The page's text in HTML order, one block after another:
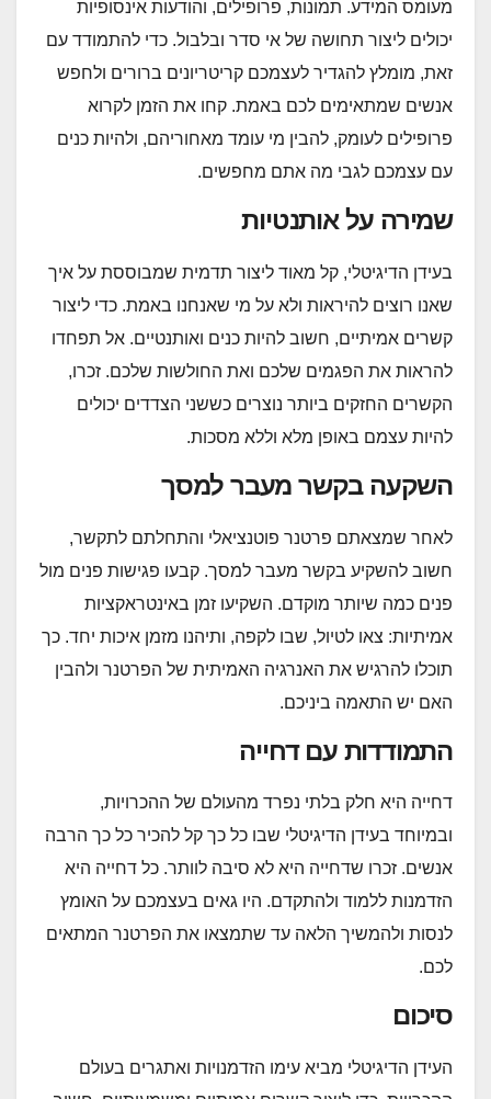
מעומס המידע. תמונות, פרופילים, והודעות אינסופיות
יכולים ליצור תחושה של אי סדר ובלבול. כדי להתמודד עם
זאת, מומלץ להגדיר לעצמכם קריטריונים ברורים ולחפש
אנשים שמתאימים לכם באמת. קחו את הזמן לקרוא
פרופילים לעומק, להבין מי עומד מאחוריהם, ולהיות כנים
עם עצמכם לגבי מה אתם מחפשים.
שמירה על אותנטיות
בעידן הדיגיטלי, קל מאוד ליצור תדמית שמבוססת על איך
שאנו רוצים להיראות ולא על מי שאנחנו באמת. כדי ליצור
קשרים אמיתיים, חשוב להיות כנים ואותנטיים. אל תפחדו
להראות את הפגמים שלכם ואת החולשות שלכם. זכרו,
הקשרים החזקים ביותר נוצרים כששני הצדדים יכולים
להיות עצמם באופן מלא וללא מסכות.
השקעה בקשר מעבר למסך
לאחר שמצאתם פרטנר פוטנציאלי והתחלתם לתקשר,
חשוב להשקיע בקשר מעבר למסך. קבעו פגישות פנים מול
פנים כמה שיותר מוקדם. השקיעו זמן באינטראקציות
אמיתיות: צאו לטיול, שבו לקפה, ותיהנו מזמן איכות יחד. כך
תוכלו להרגיש את האנרגיה האמיתית של הפרטנר ולהבין
האם יש התאמה ביניכם.
התמודדות עם דחייה
דחייה היא חלק בלתי נפרד מהעולם של ההכרויות,
ובמיוחד בעידן הדיגיטלי שבו כל כך קל להכיר כל כך הרבה
אנשים. זכרו שדחייה היא לא סיבה לוותר. כל דחייה היא
הזדמנות ללמוד ולהתקדם. היו גאים בעצמכם על האומץ
לנסות ולהמשיך הלאה עד שתמצאו את הפרטנר המתאים
לכם.
סיכום
העידן הדיגיטלי מביא עימו הזדמנויות ואתגרים בעולם